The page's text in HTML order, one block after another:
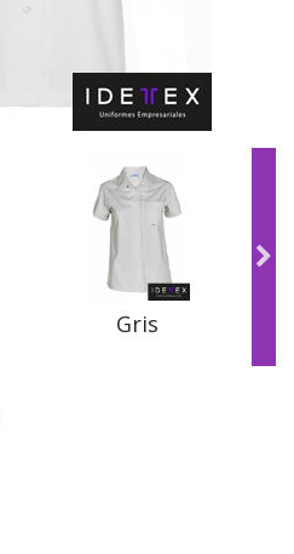
Gris